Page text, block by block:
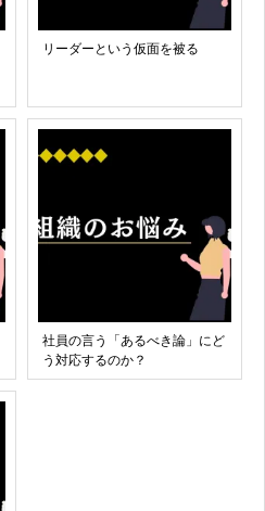
リーダーという仮面を被る
社員の言う「あるべき論」にど
う対応するのか？